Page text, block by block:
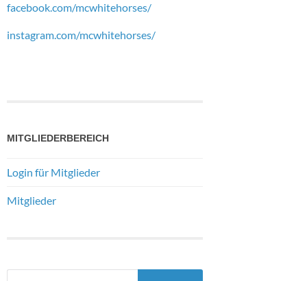
facebook.com/mcwhitehorses/
instagram.com/mcwhitehorses/
MITGLIEDERBEREICH
Login für Mitglieder
Mitglieder